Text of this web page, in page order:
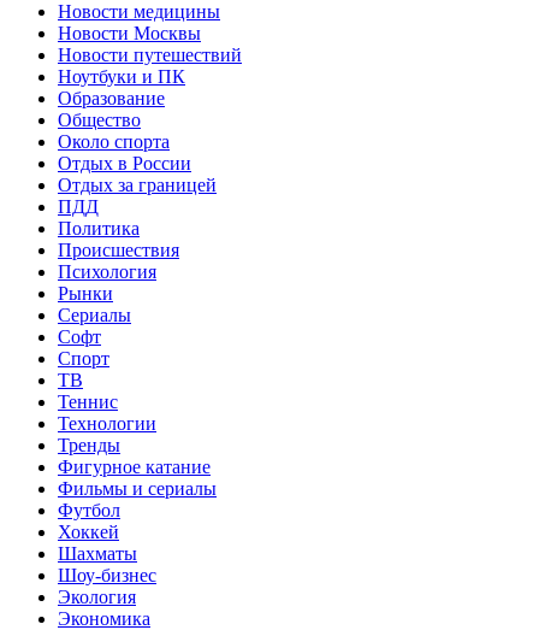
Новости медицины
Новости Москвы
Новости путешествий
Ноутбуки и ПК
Образование
Общество
Около спорта
Отдых в России
Отдых за границей
ПДД
Политика
Происшествия
Психология
Рынки
Сериалы
Софт
Спорт
ТВ
Теннис
Технологии
Тренды
Фигурное катание
Фильмы и сериалы
Футбол
Хоккей
Шахматы
Шоу-бизнес
Экология
Экономика